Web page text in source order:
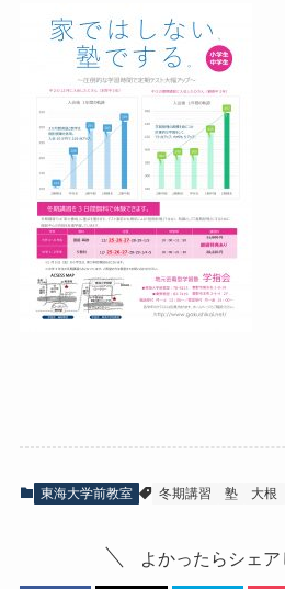
東海大学前教室 冬期講習 塾 大根
よかったらシェア